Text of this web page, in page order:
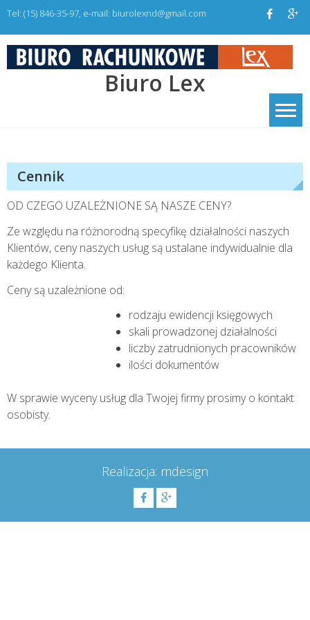
Skip
Tel: (15) 846-35-97, e-mail: biurolexnd@gmail.com
Biuro Lex
Cennik
OD CZEGO UZALEŻNIONE SĄ NASZE CENY?
Ze względu na różnorodną specyfikę działalności naszych
Klientów, ceny naszych usług są ustalane indywidualnie dla
każdego Klienta.
Ceny są uzależnione od:
rodzaju ewidencji księgowych
skali prowadzonej działalności
liczby zatrudnionych pracowników
ilości dokumentów
W sprawie wyceny usług dla Twojej firmy prosimy o kontakt
osobisty.
Realizacja: mdesign